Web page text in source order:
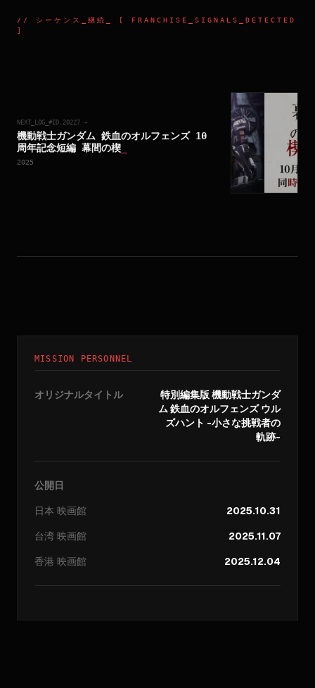
// シーケンス_継続
_ [ FRANCHISE_SIGNALS_DETECTED
]
NEXT_LOG_#ID. 20227 →
機動戦士ガンダム 鉄血のオルフェンズ 10
周年記念短編 幕間の楔
2025
MISSION PERSONNEL
オリジナルタイトル
特別編集版 機動戦士ガンダ
ム 鉄血のオルフェンズ ウル
ズハント -小さな挑戦者の
軌跡-
公開日
日本 映画館
2025.10.31
台湾 映画館
2025.11.07
香港 映画館 2025.12.04